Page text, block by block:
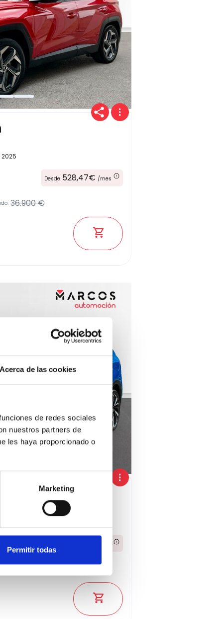
Acerca de las cookies
de redes sociales
nuestros partners de
les haya proporcionado o
Marketing
Permitir todas
Provincia
Transmisión
2025
Desde 528,47€ /mes
36.900 €
23.970 €